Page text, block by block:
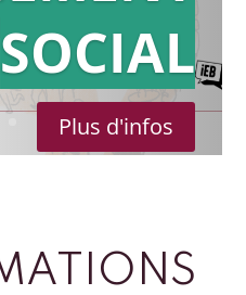
de presse
SOCIAL
Plus d'infos